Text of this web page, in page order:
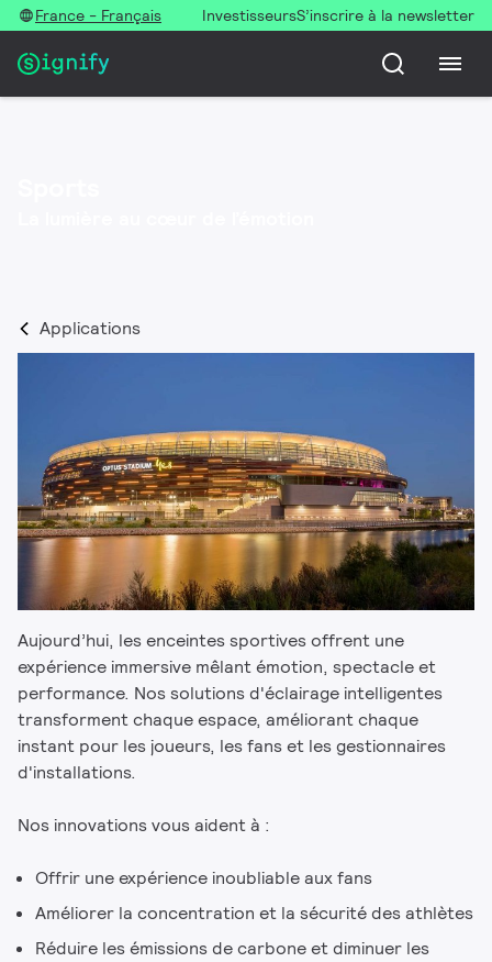
France - Français InvestisseursS’inscrire à la newsletter
Applications
Aujourd’hui, les enceintes sportives offrent une
expérience immersive mêlant émotion, spectacle et
performance. Nos solutions d'éclairage intelligentes
transforment chaque espace, améliorant chaque
instant pour les joueurs, les fans et les gestionnaires
d'installations.
Nos innovations vous aident à :
Offrir une expérience inoubliable aux fans
Améliorer la concentration et la sécurité des athlètes
Réduire les émissions de carbone et diminuer les